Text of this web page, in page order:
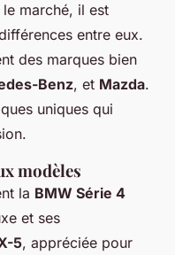
marché, il est
entre eux.
des marques bien
Benz, et Mazda.
uniques qui
modèles
la BMW Série 4
et ses
5, appréciée pour